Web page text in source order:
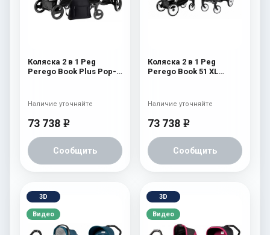
Коляска 2 в 1 Peg
Perego Book Plus Pop-
Pop-Up Completo) Onyx
73 738 e
Сообщить
Наличие уточняйте
Коляска 2 в 1 Peg
Perego Book 51 XL
Pop-Up Completo,
шасси White/Black)
Sunset
73 738 e
Сообщить
Наличие уточняйте
3D
Видео
3D
Видео